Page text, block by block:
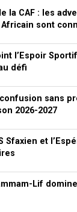
la CAF : les
Africain sont
l’Espoir
défi
sans
2026-2027
Sfaxien et
Lif